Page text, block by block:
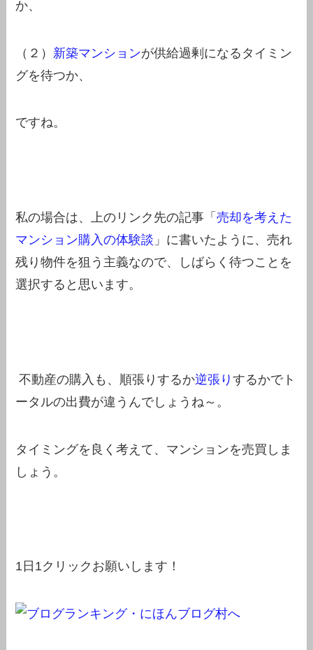
か、
（２） 新築マンションが供給過剰になるタイミン
グを待つか、
ですね。
私の場合は、上のリンク先の記事「売却を考えた
マンション購入の体験談 」に書いたように、売れ
残り物件を狙う主義なので、しばらく待つことを
選択すると思います。
不動産の購入も、順張りするか逆張りするかでト
ータルの出費が違うんでしょうね～。
タイミングを良く考えて、マンションを売買しま
しょう。
1日1クリックお願いします！